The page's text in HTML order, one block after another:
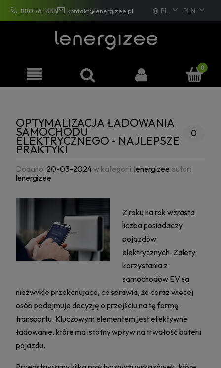
880 761 888 kontakt@lenergizee.pl PL
OPTYMALIZACJA ŁADOWANIA
SAMOCHODU
ELEKTRYCZNEGO - NAJLEPSZE
PRAKTYKI
0
Dodano: 20-03-2024w kategorii: lenergizee autor:
lenergizee
Z roku na rok wzrasta
liczba posiadaczy
pojazdów
elektrycznych. Zalety
korzystania z
samochodów EV są
niezwykle przekonujące, co sprawia, że coraz więcej
osób podejmuje decyzję o przejściu na tę formę
transportu. Kluczowym elementem jest efektywne
ładowanie, które ma istotny wpływ na trwałość baterii
pojazdu.